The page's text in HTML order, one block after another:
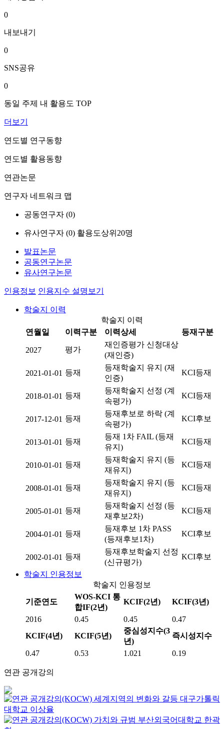
0
내보내기
0
SNS공유
0
동일 주제 내 활용도 TOP
더보기
연도별 연구동향
연도별 활용동향
연관논문
연구자 네트워크 맵
공동연구자 (0)
유사연구자 (0) 활용도상위20명
발표논문
공동연구논문
유사연구논문
인용정보 인용지수 설명보기
학술지 이력
학술지 이력
연월일
이력구분 이력상세 등재구분
2027 평가
재인증평가 신청대상
(재인증)
2021-01-01 등재
등재학술지 유지 (재
인증)
KCI등재
2018-01-01 등재
등재학술지 선정 (계
속평가)
KCI등재
2017-12-01 등재
등재후보로 하락 (계
속평가)
KCI후보
2013-01-01 등재
등재 1차 FAIL (등재
유지)
KCI등재
2010-01-01 등재
등재학술지 유지 (등
재유지)
KCI등재
2008-01-01 등재
등재학술지 유지 (등
재유지)
KCI등재
2005-01-01 등재
등재학술지 선정 (등
재후보2차)
KCI등재
2004-01-01 등재
등재후보 1차 PASS
(등재후보1차)
KCI후보
2002-01-01 등재
등재후보학술지 선정
(신규평가)
KCI후보
학술지 인용정보
학술지 인용정보
기준연도
WOS-KCI 통
합IF(2년)
KCIF(2년) KCIF(3년)
2016 0.45 0.45
0.47
KCIF(4년)
KCIF(5년)
중심성지수(3
년)
즉시성지수
0.47 0.53 1.021 0.19
연관 공개강의
세계지역의 변화와 갈등 대구가톨릭
대학교 이상율
가치와 규범 부산외국어대학교 한곽